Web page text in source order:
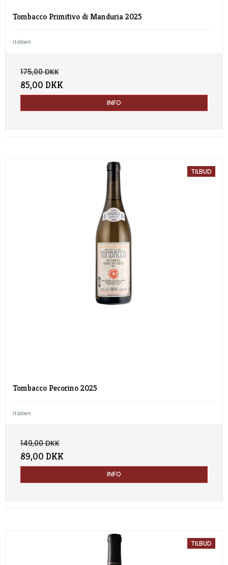
Tombacco Primitivo di Manduria 2025
Italien
175,00 DKK
85,00 DKK
INFO
TILBUD
Tombacco Pecorino 2025
Italien
149,00 DKK
89,00 DKK
INFO
TILBUD